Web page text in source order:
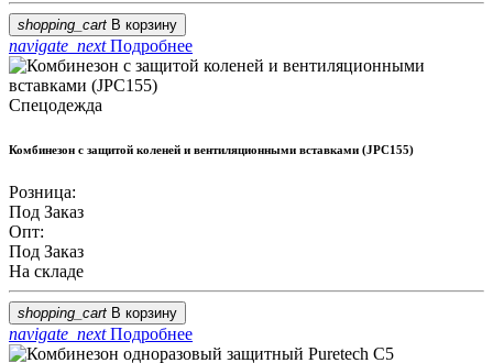
shopping_cart В корзину
navigate_nextПодробнее
Спецодежда
Комбинезон с защитой коленей и вентиляционными вставками (JPC155)
Розница:
Под Заказ
Опт:
Под Заказ
На складе
shopping_cart В корзину
navigate_nextПодробнее